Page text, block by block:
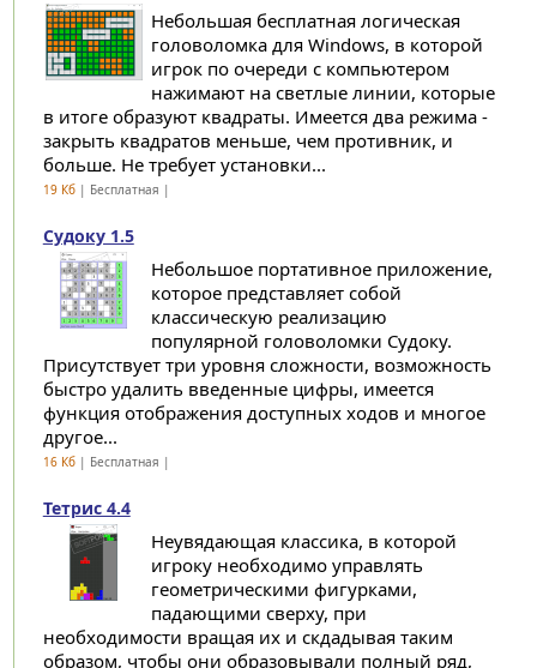
Небольшая бесплатная логическая
головоломка для Windows, в которой
игрок по очереди с компьютером
нажимают на светлые линии, которые
в итоге образуют квадраты. Имеется два режима -
закрыть квадратов меньше, чем противник, и
больше. Не требует установки...
19 Кб| Бесплатная |
Судоку 1.5
Небольшое портативное приложение,
которое представляет собой
классическую реализацию
популярной головоломки Судоку.
Присутствует три уровня сложности, возможность
быстро удалить введенные цифры, имеется
функция отображения доступных ходов и многое
другое...
16 Кб| Бесплатная |
Тетрис 4.4
Неувядающая классика, в которой
игроку необходимо управлять
геометрическими фигурками,
падающими сверху, при
необходимости вращая их и скдадывая таким
образом, чтобы они образовывали полный ряд,